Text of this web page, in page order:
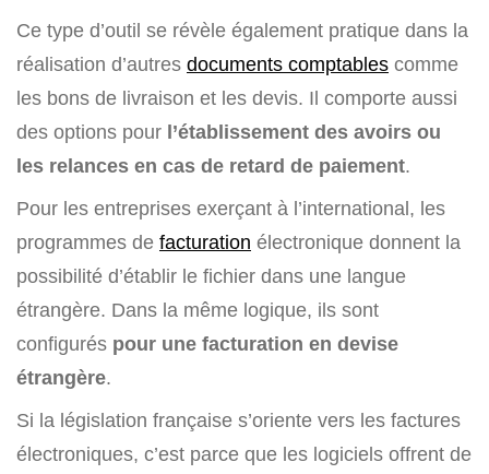
Ce type d’outil se révèle également pratique dans la
réalisation d’autres documents comptables comme
les bons de livraison et les devis. Il comporte aussi
des options pour l’établissement des avoirs ou
les relances en cas de retard de paiement.
Pour les entreprises exerçant à l’international, les
programmes de facturation électronique donnent la
possibilité d’établir le fichier dans une langue
étrangère. Dans la même logique, ils sont
configurés pour une facturation en devise
étrangère.
Si la législation française s’oriente vers les factures
électroniques, c’est parce que les logiciels offrent de